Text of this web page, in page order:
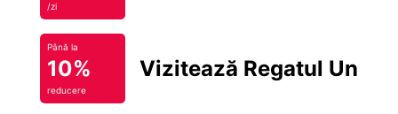
/zi
Până la
10%
reducere
Vizitează Regatul Unit